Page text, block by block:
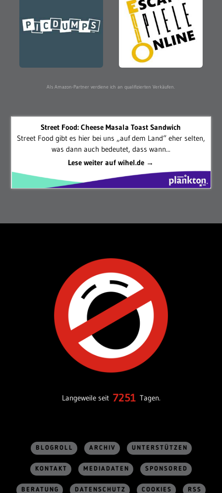
Als Amazon-Partner verdiene ich an qualifizierten Verkäufen.
Street Food: Cheese Masala Toast Sandwich
Street Food gibt es hier bei uns „auf dem Land“ eher selten,
was dann auch bedeutet, dass wann...
Lese weiter auf wihel.de →
Langeweile seit 7251 Tagen.
BLOGROLL ARCHIV UNTERSTÜTZEN
KONTAKT MEDIADATEN SPONSORED
BERATUNG DATENSCHUTZ COOKIES RSS